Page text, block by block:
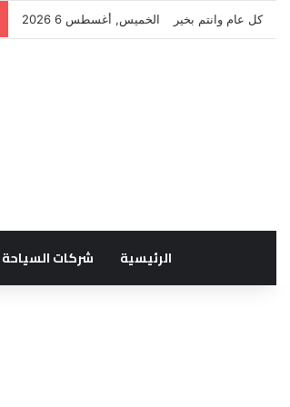
كل عام وانتم بخير الخميس, أغسطس 6 2026
الرئيسية شركات السياحة